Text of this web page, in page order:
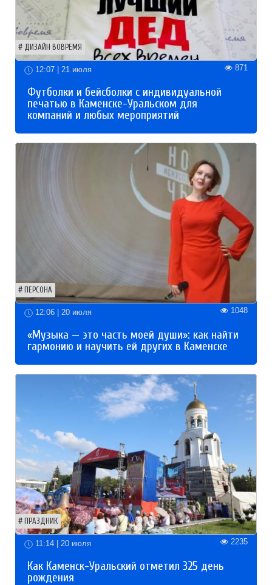
ДИЗАЙН ВОВРЕМЯ
12:07 | 21 июля 871
Футболки и бейсболки с индивидуальной
печатью в Каменске-Уральском для
компаний и любых мероприятий
ПЕРСОНА
12:06 | 20 июля 1048
«Музыка — это часть моей души»: как найти
гармонию и научить ей других в Каменске
ПРАЗДНИК
11:14 | 20 июля 2235
Как Каменск-Уральский отметил 325 день
рождения